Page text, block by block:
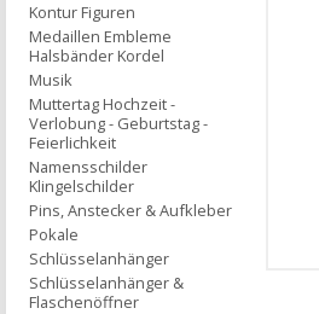
Kontur Figuren
Medaillen Embleme
Halsbänder Kordel
Musik
Muttertag Hochzeit -
Verlobung - Geburtstag -
Feierlichkeit
Namensschilder
Klingelschilder
Pins, Anstecker & Aufkleber
Pokale
Schlüsselanhänger
Schlüsselanhänger &
Flaschenöffner